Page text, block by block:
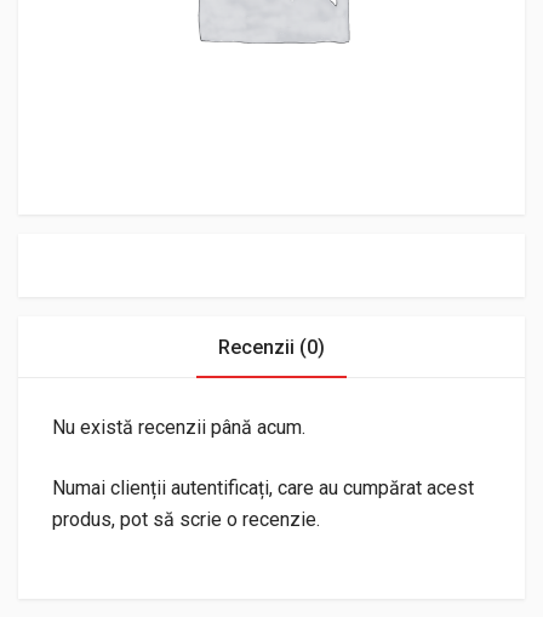
Recenzii (0)
Nu există recenzii până acum.
Numai clienții autentificați, care au cumpărat acest
produs, pot să scrie o recenzie.